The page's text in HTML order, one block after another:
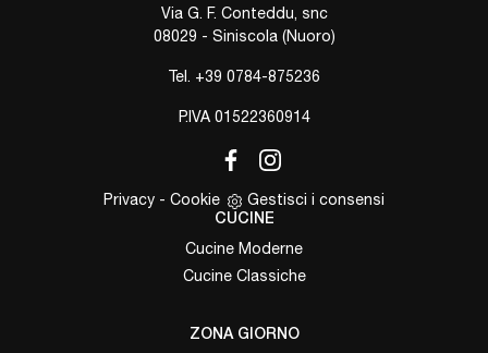
Via G. F. Conteddu, snc
08029 - Siniscola (Nuoro)
Tel. +39 0784-875236
P.IVA 01522360914
Privacy - Cookie Gestisci i consensi
CUCINE
Cucine Moderne
Cucine Classiche
ZONA GIORNO